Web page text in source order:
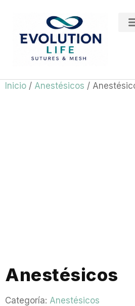
Inicio / Anestésicos /
Anestésicos
Categoría: Anestésicos